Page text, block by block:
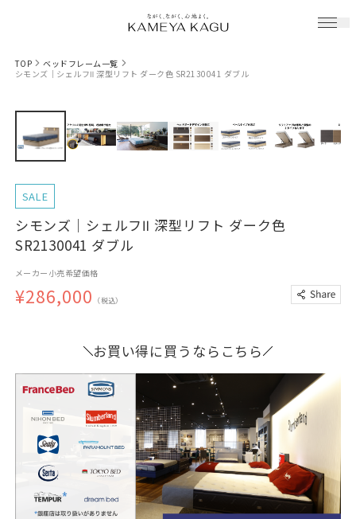
TOP
ベッドフレーム一覧
シモンズ｜シェルフⅡ 深型リフト ダーク色 SR2130041 ダブル
SALE
シモンズ｜シェルフⅡ 深型リフト ダーク色
SR2130041 ダブル
メーカー小売希望価格
¥286,000 （税込）
お買い得に買うならこちら